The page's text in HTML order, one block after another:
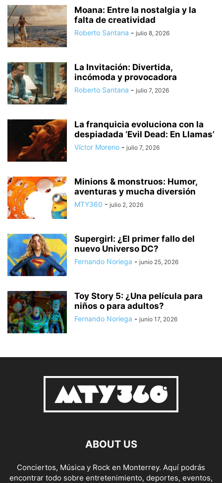
Moana: Entre la nostalgia y la
falta de creatividad
Roberto Santana - julio 8, 2026
La Invitación: Divertida,
incómoda y provocadora
Roberto Santana - julio 7, 2026
La franquicia evoluciona con la
despiadada ‘Evil Dead: En Llamas’
Víctor Moreno - julio 7, 2026
Minions & monstruos: Humor,
aventuras y mucha diversión
MTY360 - julio 2, 2026
Supergirl: ¿El primer fallo del
nuevo Universo DC?
Fernando Noriega - junio 25, 2026
Toy Story 5: ¿Una película para
niños o para adultos?
Fernando Noriega - junio 17, 2026
ABOUT US
Conciertos, Música y Rock en Monterrey. Aquí podrás
encontrar todo sobre entretenimiento, deportes, eventos,